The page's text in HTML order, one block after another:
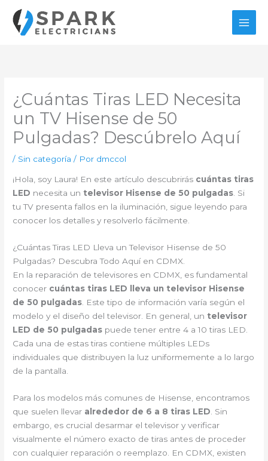
contenido
¿Cuántas Tiras LED Necesita
un TV Hisense de 50
Pulgadas? Descúbrelo Aquí
/ Sin categoría / Por dmccol
¡Hola, soy Laura! En este artículo descubrirás cuántas tiras
LED necesita un televisor Hisense de 50 pulgadas. Si
tu TV presenta fallos en la iluminación, sigue leyendo para
conocer los detalles y resolverlo fácilmente.
¿Cuántas Tiras LED Lleva un Televisor Hisense de 50
Pulgadas? Descubra Todo Aquí en CDMX.
En la reparación de televisores en CDMX, es fundamental
conocer cuántas tiras LED lleva un televisor Hisense
de 50 pulgadas . Este tipo de información varía según el
modelo y el diseño del televisor. En general, un televisor
LED de 50 pulgadas puede tener entre 4 a 10 tiras LED.
Cada una de estas tiras contiene múltiples LEDs
individuales que distribuyen la luz uniformemente a lo largo
de la pantalla.
Para los modelos más comunes de Hisense, encontramos
que suelen llevar alrededor de 6 a 8 tiras LED . Sin
embargo, es crucial desarmar el televisor y verificar
visualmente el número exacto de tiras antes de proceder
con cualquier reparación o reemplazo. En CDMX, existen